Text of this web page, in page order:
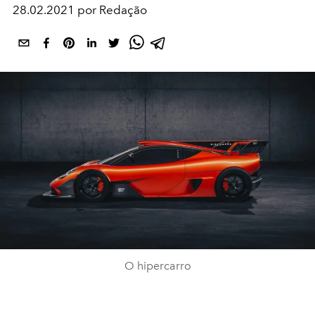
28.02.2021 por Redação
O hipercarro